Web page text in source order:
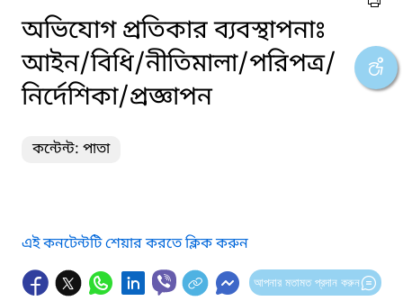
অভিযোগ প্রতিকার ব্যবস্থাপনাঃ
আইন/বিধি/নীতিমালা/পরিপত্র/
নির্দেশিকা/প্রজ্ঞাপন
কন্টেন্ট: পাতা
এই কনটেন্টটি শেয়ার করতে ক্লিক করুন
আপনার মতামত প্রদান করুন